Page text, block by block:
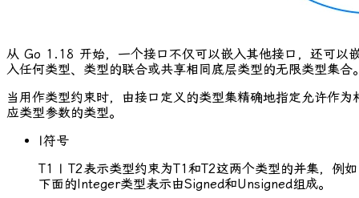
从 Go 1.18 开始，一个接口不仅可以嵌入其他接口，还可以
入任何类型、类型的联合或共享相同底层类型的无限类型集合
当用作类型约束时，由接口定义的类型集精确地指定允许作为
应类型参数的类型。
|符号
T1 | T2表示类型约束为T1和T2这两个类型的并集，例如
下面的Integer类型表示由Signed和Unsigned组成。